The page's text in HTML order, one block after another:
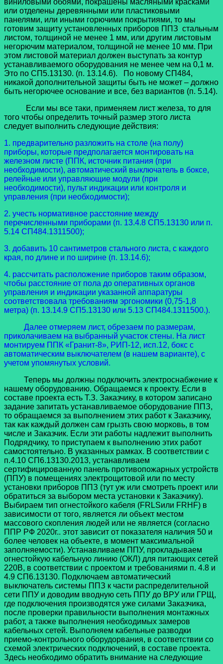
или отделены деревянными или пластиковыми
панелями, или иными горючими покрытиями, то мы
готовим защиту установленных приборов ППЗ стальным
листом, толщиной не менее 1 мм, или другим листовым
негорючим материалом, толщиной не менее 10 мм. При
этом листовой материал должен выступать за контур
устанавливаемого оборудования не менее чем на 0,1 м.
Это по СП5.13130. (п. 13.14.6). По новому СП484,
никакой дополнительной защиты быть не может – должно
быть негорючее основание и все, без вариантов (п. 5.14).
Если мы все таки, применяем лист железа, то для
того чтобы определить точный размер этого листа
следует выполнить следующие действия:
1. предварительно разложить на столе (на полу)
приборы, которые предполагается монтировать на
железном листе (ППК, источник питания (при
необходимости), автоматический выключатель в боксе,
релейные или управляющие модули (при
необходимости), пульт индикации или контроля и
управления (при необходимости);
2. учесть нормативное расстояние между
перечисленными приборами (п. 13.4.8 СП5.13130 или п.
5.14 СП484.1311500);
3. добавить 10 сантиметров стального листа, с каждого
края, по длине и по ширине (п. 13.14.6);
4. рассчитать расположение приборов таким образом,
чтобы расстояние от пола до оперативных органов
управления и индикации указанной аппаратуры
соответствовала требованиям эргономики (0,75-1,8
метра) (п. 13.14.9 СП5.13130 или 5.13 СП484.1311500.).
Далее отмеряем лист, обрезаем по размерам,
приколачиваем на выбранный участок стены. На лист
монтируем ППК «Гранит-8», РИП-12, исп.12, бокс с
автоматическим выключателем (в нашем варианте), с
учетом упомянутых условий.
Теперь мы должны подключить электроснабжение к
нашему оборудованию. Обращаемся к проекту. Если в
составе проекта есть Т.З. Заказчику, в котором записано
задание запитать устанавливаемое оборудование ППЗ,
то обращаемся за выполнением этих работ к Заказчику,
так как каждый должен сам грызть свою морковь, в том
числе и Заказчик. Если эти работы надлежит выполнить
Подрядчику, то приступаем к выполнению этих работ
самостоятельно. В указанных рамках. В соответствии с
п.4.10 СП6.13130.2013, устанавливаем
сертифицированную панель противопожарных устройств
(ППУ) в помещениях электрощитовой или по месту
установки приборов ППЗ (тут уж или смотреть проект или
обратиться за выбором места установки к Заказчику).
Выбираем тип огнестойкого кабеля (FRLSили FRHF) в
зависимости от того, является ли объект местом
массового скопления людей или не является (согласно
ППР РФ 2020г.. этот зависит от показателя наличия 50 и
более человек на объекте, в момент максимальной
заполняемости). Устанавливаем ППУ, прокладываем
огнестойкую кабельную линию (ОКЛ) для питающих сетей
220В, в соответствии с проектом и требованиями п. 4.8 и
4.9 СП6.13130. Подключаем автоматический
выключатель системы ППЗ к части распределительной
сети ППУ и доводим вводную сеть ППУ до ВРУ или ГРЩ,
где подключения производятся уже силами Заказчика,
после проверки правильности выполнения монтажных
работ, а также выполнения необходимых замеров
кабельных сетей. Выполняем кабельные разводки
приемо-контрольного оборудорвания, в соответствии со
схемой электрических подключений, в составе проекта.
Здесь необходимо обратить внимание на следующие